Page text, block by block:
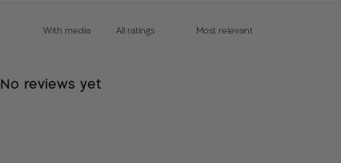
With media
No reviews yet